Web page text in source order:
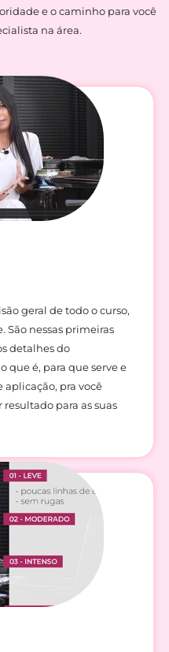
e o caminho para você
na área.
geral de todo o curso,
São nessas primeiras
detalhes do
que é, para que serve e
aplicação, pra você
para as suas